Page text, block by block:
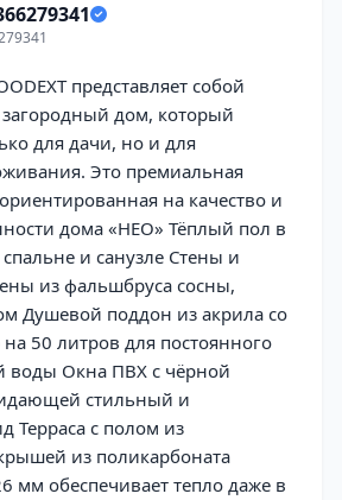
представляет собой
дом, который
для дачи, но и для
Это премиальная
на качество и
дома «НЕО» Тёплый пол в
и санузле Стены и
из фальшбруса сосны,
Душевой поддон из акрила со
50 литров для постоянного
воды Окна ПВХ с чёрной
стильный и
Терраса с полом из
из поликарбоната
мм обеспечивает тепло даже в